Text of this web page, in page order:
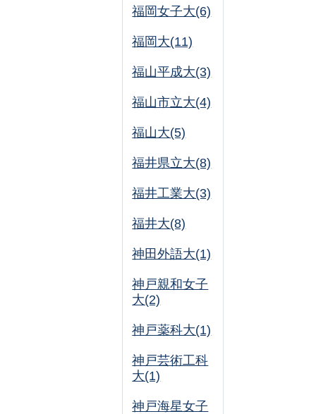
福岡女子大(6)
福岡大(11)
福山平成大(3)
福山市立大(4)
福山大(5)
福井県立大(8)
福井工業大(3)
福井大(8)
神田外語大(1)
神戸親和女子
大(2)
神戸薬科大(1)
神戸芸術工科
大(1)
神戸海星女子